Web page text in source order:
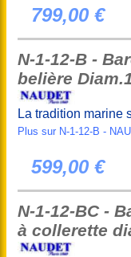
799,00 €
N-1-12-B -
belière
La tradition marine
Plus sur N-1-12-B -
599,00 €
N-1-12-BC -
à collerette